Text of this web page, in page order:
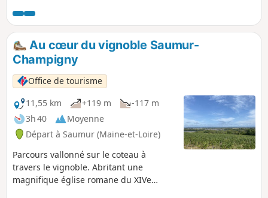
l'atypique "Clos Cristal", la falaise de tuffeau
façonnée par l'homme et l'érosion, dominant la
Loire, les villages remarquables et leur
patrimoine et la rive gauche de la Loire sauvage.
Au cœur du vignoble Saumur-
Champigny
Office de tourisme
11,55 km
+119 m
-117 m
3h 40
Moyenne
Départ à Saumur (Maine-et-Loire)
Parcours vallonné sur le coteau à
travers le vignoble. Abritant une
magnifique église romane du XIVe